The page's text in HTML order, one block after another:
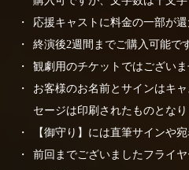
応援キャストに料金の一部が還
終演後2週間までご購入可能で
観劇用のチケットではございま
お客様のお名前とサインはキ
セージは印刷されたものとなり
【御守り】には直筆サインや
前回までございましたフライ